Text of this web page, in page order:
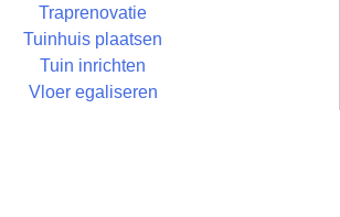
Traprenovatie
Tuinhuis plaatsen
Tuin inrichten
Vloer egaliseren